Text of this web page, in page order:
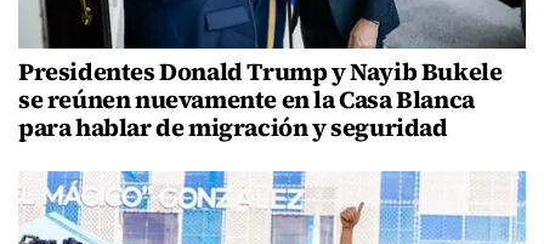
Presidentes Donald Trump y Nayib Bukele
se reúnen nuevamente en la Casa Blanca
para hablar de migración y seguridad